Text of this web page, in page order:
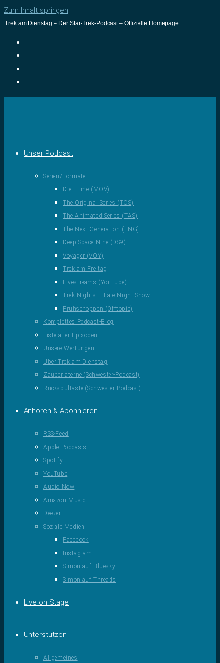
Zum Inhalt springen
Trek am Dienstag – Der Star-Trek-Podcast – Offizielle Homepage
Unser Podcast
Serien/Formate
Die Filme (MOV)
The Original Series (TOS)
The Animated Series (TAS)
The Next Generation (TNG)
Deep Space Nine (DS9)
Voyager (VOY)
Trek am Freitag
Livestreams (YouTube)
Trek Nights – Late-Night-Show
Frühschoppen (Offtopic)
Komplettes Podcast-Blog
Liste aller Episoden
Unsere Wertungen
Über Trek am Dienstag
Zauberlaterne (Schwester-Podcast)
Rückspultaste (Schwester-Podcast)
Anhören & Abonnieren
RSS-Feed
Apple Podcasts
Spotify
YouTube
Audio Now
Amazon Music
Deezer
Soziale Medien
Facebook
Instagram
Simon auf Bluesky
Simon auf Threads
Live on Stage
Unterstützen
Allgemeines